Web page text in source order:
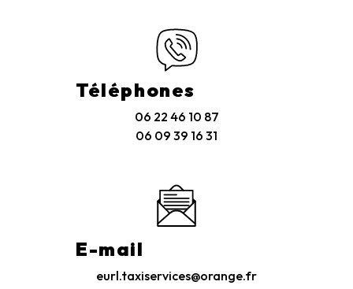
Téléphones
06 22 46 10 87
06 09 39 16 31
E-mail
eurl.taxiservices@orange.fr